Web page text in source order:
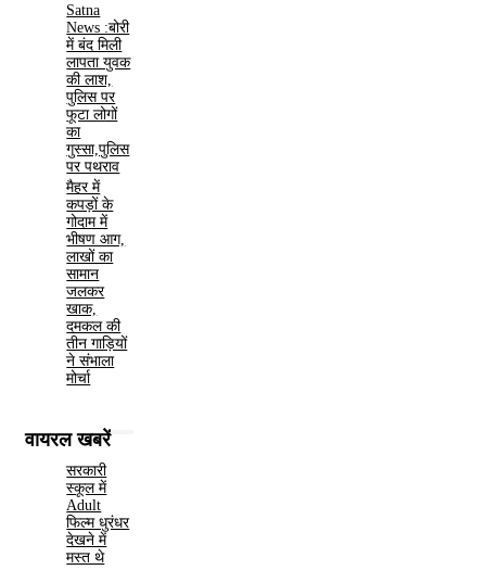
Satna
News :बोरी
में बंद मिली
लापता युवक
की लाश,
पुलिस पर
फूटा लोगों
का
गुस्सा,पुलिस
पर पथराव
मैहर में
कपड़ों के
गोदाम में
भीषण आग,
लाखों का
सामान
जलकर
खाक,
दमकल की
तीन गाड़ियों
ने संभाला
मोर्चा
वायरल खबरें
सरकारी
स्कूल में
Adult
फिल्म धुरंधर
देखने में
मस्त थे